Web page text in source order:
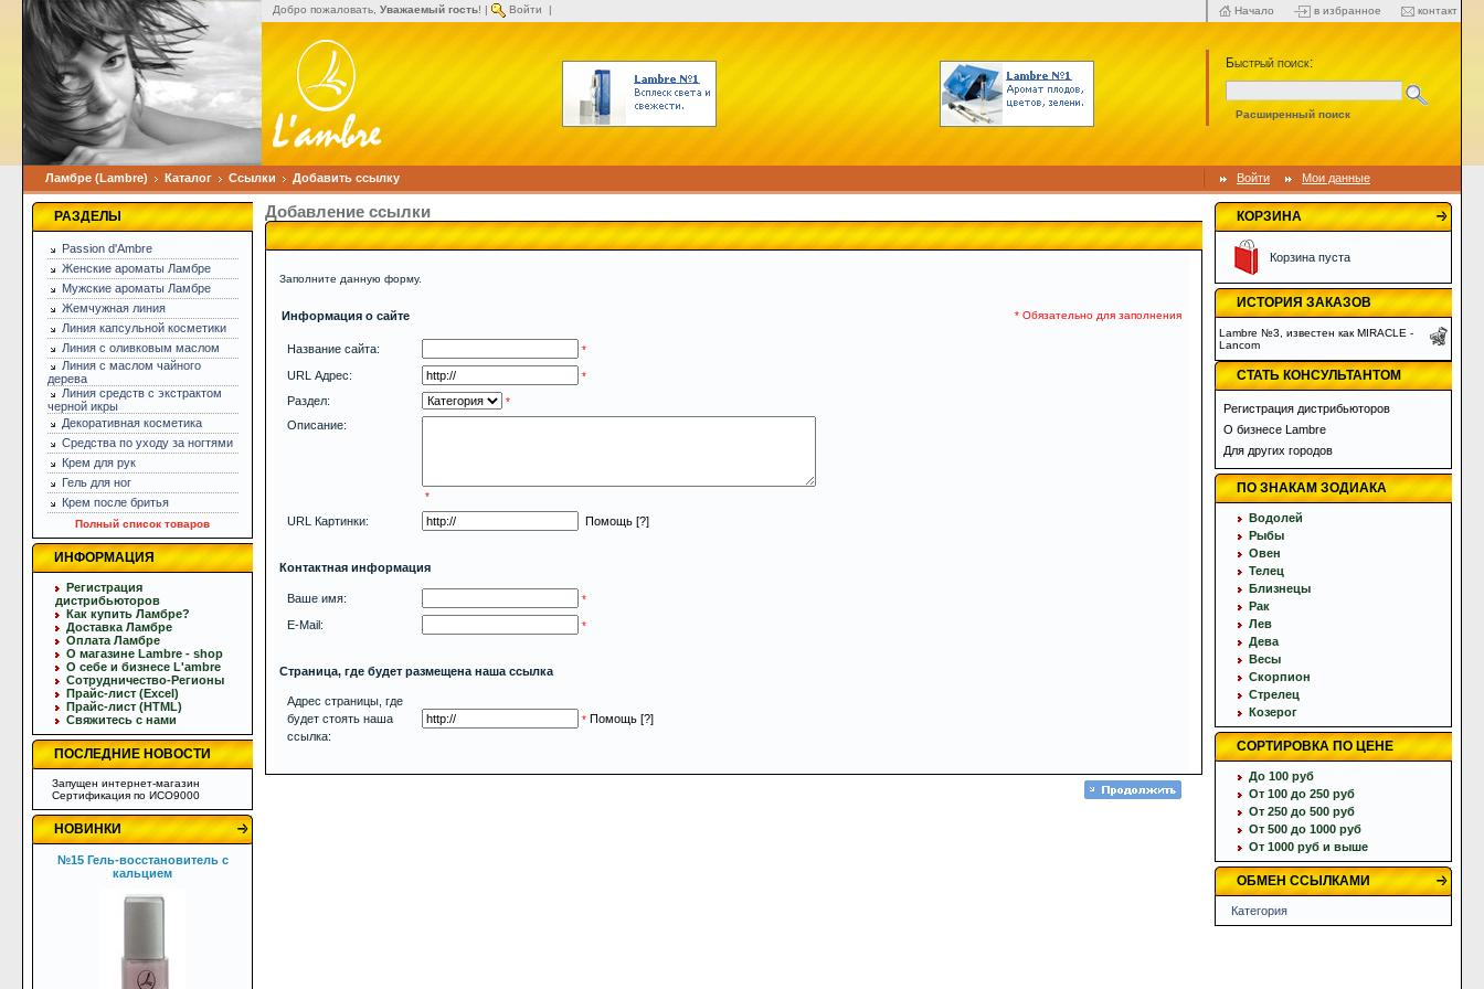
Добро пожаловать, Уважаемый гость! | Войти | Начало в избранное контакт
Быстрый поиск:
Расширенный поиск
Ламбре (Lambre) Каталог Ссылки Добавить ссылку Войти Мои данные
РАЗДЕЛЫ
Passion d'Ambre
Женские ароматы Ламбре
Мужские ароматы Ламбре
Жемчужная линия
Линия капсульной косметики
Линия с оливковым маслом
Линия с маслом чайного
дерева
Линия средств с экстрактом
черной икры
Декоративная косметика
Средства по уходу за ногтями
Крем для рук
Гель для ног
Крем после бритья
Полный список товаров
ИНФОРМАЦИЯ
Регистрация
дистрибьюторов
Как купить Ламбре?
Доставка Ламбре
Оплата Ламбре
О магазине Lambre - shop
О себе и бизнесе L'ambre
Сотрудничество-Регионы
Прайс-лист (Excel)
Прайс-лист (HTML)
Свяжитесь с нами
ПОСЛЕДНИЕ НОВОСТИ
Запущен интернет-магазин
Сертификация по ИСО9000
НОВИНКИ
№15 Гель-восстановитель с
кальцием
Добавление ссылки
Заполните данную форму.
Информация о сайте * Обязательно для заполнения
Название сайта: *
URL Адрес: *
Раздел: *
Описание:
*
URL Картинки: Помощь [?]
Контактная информация
Ваше имя: *
E-Mail: *
Страница, где будет размещена наша ссылка
Адрес страницы, где
будет стоять наша
ссылка:
* Помощь [?]
КОРЗИНА
Корзина пуста
ИСТОРИЯ ЗАКАЗОВ
Lambre №3, известен как MIRACLE -
Lancom
СТАТЬ КОНСУЛЬТАНТОМ
Регистрация дистрибьюторов
О бизнесе Lambre
Для других городов
ПО ЗНАКАМ ЗОДИАКА
Водолей
Рыбы
Овен
Телец
Близнецы
Рак
Лев
Дева
Весы
Скорпион
Стрелец
Козерог
СОРТИРОВКА ПО ЦЕНЕ
До 100 руб
От 100 до 250 руб
От 250 до 500 руб
От 500 до 1000 руб
От 1000 руб и выше
ОБМЕН ССЫЛКАМИ
Категория